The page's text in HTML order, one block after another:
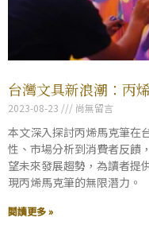
台灣文具新浪潮：丙
2023-08-23 尚無留言
本文深入探討丙烯馬克筆在
性、市場分析到消費者反饋
望未來發展趨勢，為讀者提
現丙烯馬克筆的無限潛力。
閱讀更多 »